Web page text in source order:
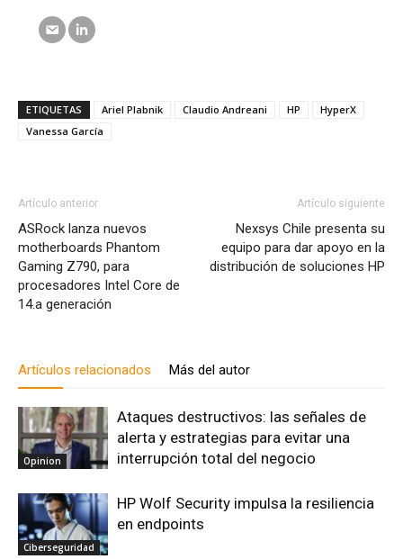
ETIQUETAS Ariel Plabnik Claudio Andreani HP
HyperX
Vanessa García
Artículo anterior
ASRock lanza nuevos
motherboards Phantom
Gaming Z790, para
procesadores Intel Core de
14.a generación
Artículo siguiente
Nexsys Chile presenta su
equipo para dar apoyo en la
distribución de soluciones HP
Artículos relacionados Más del autor
Opinion
Ataques destructivos: las señales de
alerta y estrategias para evitar una
interrupción total del negocio
Ciberseguridad
HP Wolf Security impulsa la resiliencia
en endpoints